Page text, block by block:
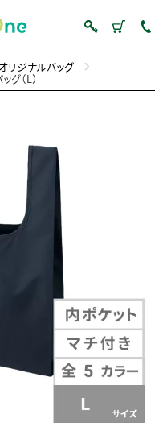
オリジナルバッグ
グ（L）